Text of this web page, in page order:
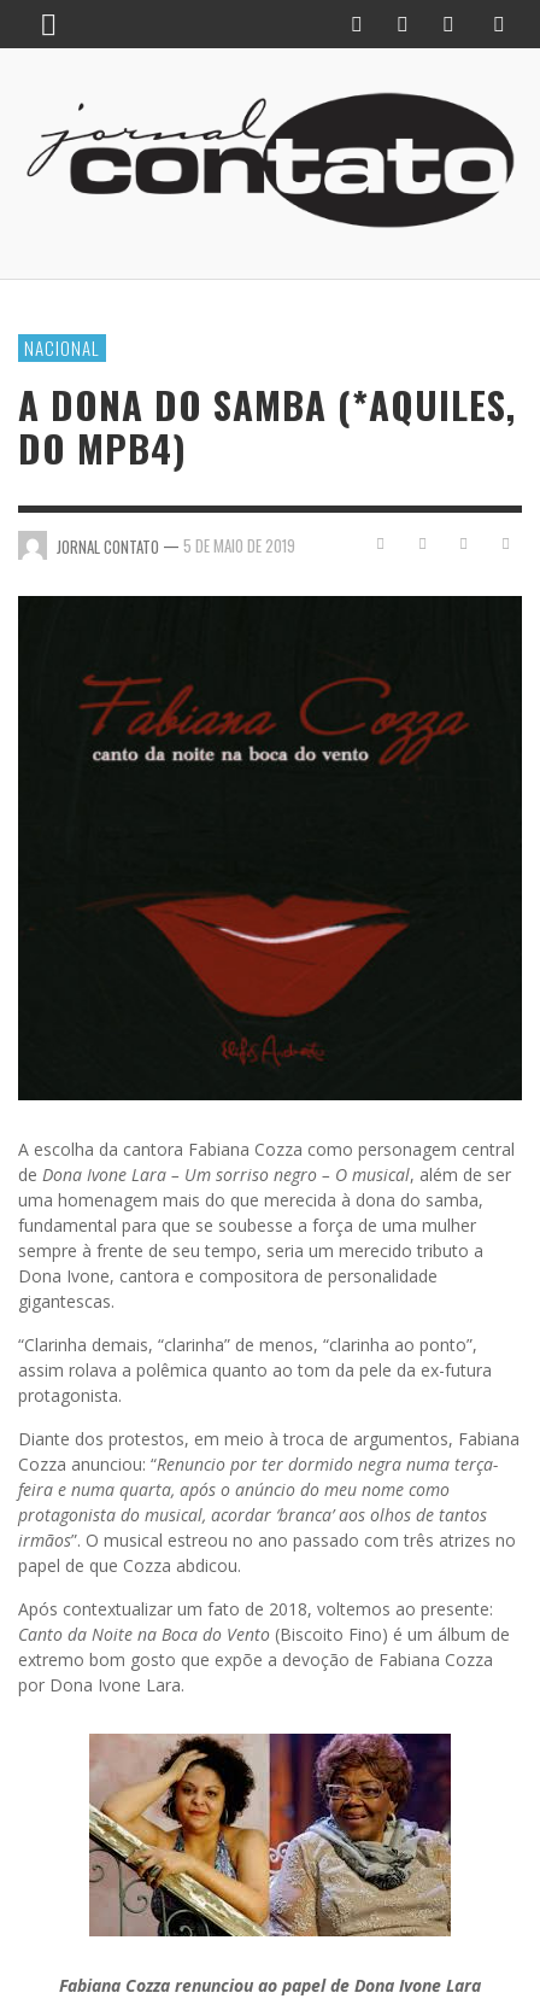
NACIONAL
A DONA DO SAMBA (*AQUILES,
DO MPB4)
JORNAL CONTATO — 5 DE MAIO DE 2019
A escolha da cantora Fabiana Cozza como personagem central
de Dona Ivone Lara – Um sorriso negro – O musical, além de ser
uma homenagem mais do que merecida à dona do samba,
fundamental para que se soubesse a força de uma mulher
sempre à frente de seu tempo, seria um merecido tributo a
Dona Ivone, cantora e compositora de personalidade
gigantescas.
“Clarinha demais, “clarinha” de menos, “clarinha ao ponto”,
assim rolava a polêmica quanto ao tom da pele da ex-futura
protagonista.
Diante dos protestos, em meio à troca de argumentos, Fabiana
Cozza anunciou: “Renuncio por ter dormido negra numa terça-
feira e numa quarta, após o anúncio do meu nome como
protagonista do musical, acordar ‘branca’ aos olhos de tantos
irmãos”. O musical estreou no ano passado com três atrizes no
papel de que Cozza abdicou.
Após contextualizar um fato de 2018, voltemos ao presente:
Canto da Noite na Boca do Vento (Biscoito Fino) é um álbum de
extremo bom gosto que expõe a devoção de Fabiana Cozza
por Dona Ivone Lara.
Fabiana Cozza renunciou ao papel de Dona Ivone Lara